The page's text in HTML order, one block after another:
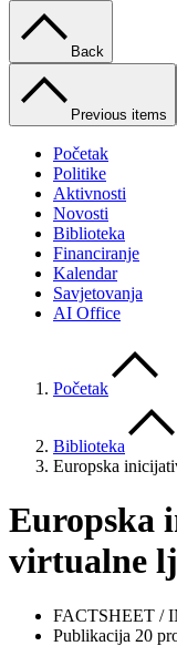
Back
Previous items
Početak
Politike
Aktivnosti
Novosti
Biblioteka
Financiranje
Kalendar
Savjetovanja
AI Office
Početak
Biblioteka
Europska
Europska
virtualne
FACTSHEET /
Publikacija 20